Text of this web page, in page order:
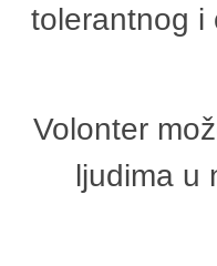
tolerantnog i
Volonter
ljudima u